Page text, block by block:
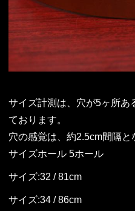
サイズ計測は、穴が5ヶ所あ
ております。
穴の感覚は、約2.5cm間隔と
サイズホール 5ホール
サイズ:32 / 81cm
サイズ:34 / 86cm